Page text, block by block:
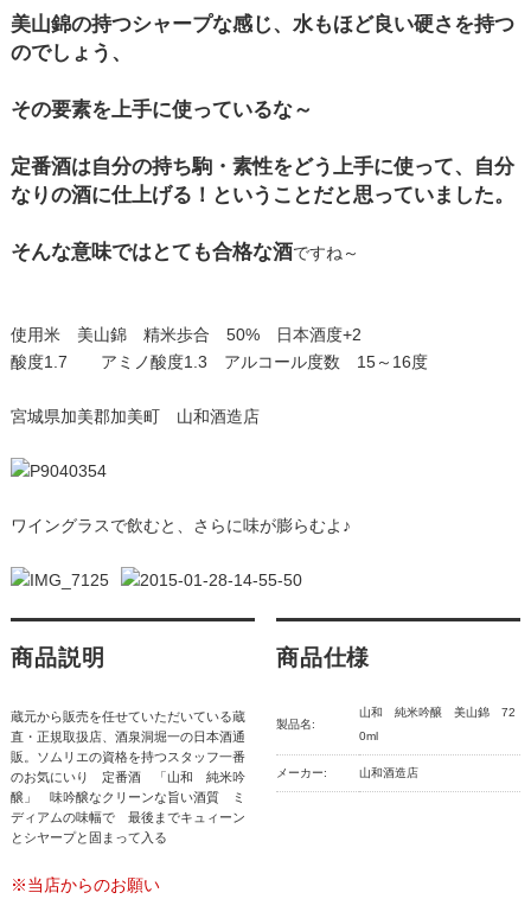
美山錦の持つシャープな感じ、水もほど良い硬さを持つ
のでしょう、
その要素を上手に使っているな～
定番酒は自分の持ち駒・素性をどう上手に使って、自分
なりの酒に仕上げる！ということだと思っていました。
そんな意味ではとても合格な酒ですね～
使用米 美山錦 精米歩合 50% 日本酒度+2
酸度1.7 アミノ酸度1.3 アルコール度数 15～16度
宮城県加美郡加美町 山和酒造店
ワイングラスで飲むと、さらに味が膨らむよ♪
商品説明
蔵元から販売を任せていただいている蔵
直・正規取扱店、酒泉洞堀一の日本酒通
販。ソムリエの資格を持つスタッフ一番
のお気にいり 定番酒 「山和 純米吟
醸」 味吟醸なクリーンな旨い酒質 ミ
ディアムの味幅で 最後までキュィーン
とシヤープと固まって入る
商品仕様
製品名:
山和 純米吟醸 美山錦 72
0ml
メーカー: 山和酒造店
※当店からのお願い